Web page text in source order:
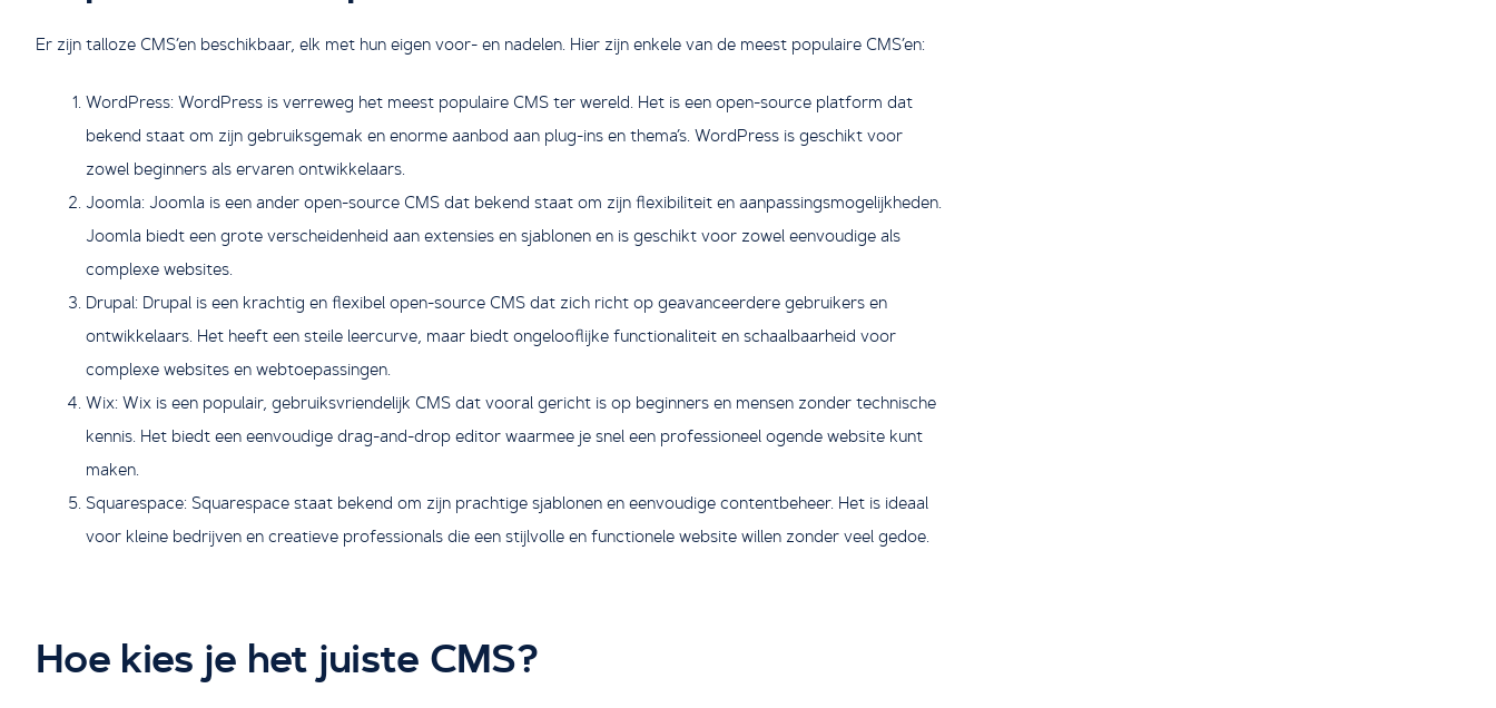
Er zijn talloze CMS’en beschikbaar, elk met hun eigen voor- en nadelen. Hier zijn enkele van de meest populaire CMS’en:
WordPress: WordPress is verreweg het meest populaire CMS ter wereld. Het is een open-source platform dat
bekend staat om zijn gebruiksgemak en enorme aanbod aan plug-ins en thema’s. WordPress is geschikt voor
zowel beginners als ervaren ontwikkelaars.
Joomla: Joomla is een ander open-source CMS dat bekend staat om zijn flexibiliteit en aanpassingsmogelijkheden.
Joomla biedt een grote verscheidenheid aan extensies en sjablonen en is geschikt voor zowel eenvoudige als
complexe websites.
Drupal: Drupal is een krachtig en flexibel open-source CMS dat zich richt op geavanceerdere gebruikers en
ontwikkelaars. Het heeft een steile leercurve, maar biedt ongelooflijke functionaliteit en schaalbaarheid voor
complexe websites en webtoepassingen.
Wix: Wix is een populair, gebruiksvriendelijk CMS dat vooral gericht is op beginners en mensen zonder technische
kennis. Het biedt een eenvoudige drag-and-drop editor waarmee je snel een professioneel ogende website kunt
maken.
Squarespace: Squarespace staat bekend om zijn prachtige sjablonen en eenvoudige contentbeheer. Het is ideaal
voor kleine bedrijven en creatieve professionals die een stijlvolle en functionele website willen zonder veel gedoe.
Hoe kies je het juiste CMS?